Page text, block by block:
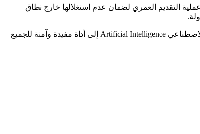
التقديم العمري لضمان عدم استغلالها خارج نطاق
وتعد هذه الخطوة ضمن ميزة شات جي بي تي ChatGPT لتقدير العمر وتحديد المحتوى جزءا من استراتيجية سام ألتمان Sam Altman لتحويل الذكاء الاصطناعي Artificial Intelligence إلى أداة مفيدة وآمنة للجميع